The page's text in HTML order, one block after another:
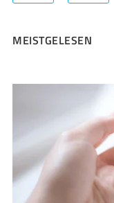
MEISTGELESEN